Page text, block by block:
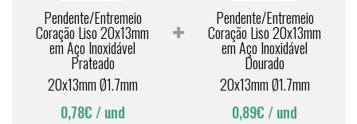
Pendente/Entremeio
Coração Liso 20x13mm
em Aço Inoxidável
Prateado
20x13mm Ø1.7mm
0,78€ / und
Pendente/Entremeio
Coração Liso 20x13mm
em Aço Inoxidável
Dourado
20x13mm Ø1.7mm
0,89€ / und